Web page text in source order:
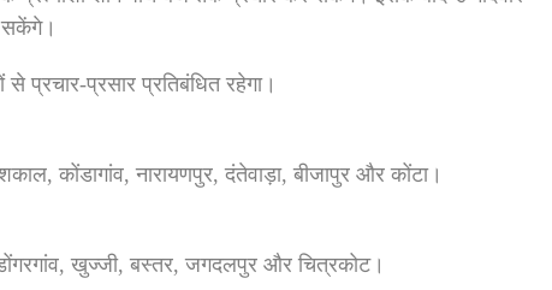
सकेंगे।
प्रचार-प्रसार प्रतिबंधित रहेगा।
कोंडागांव, नारायणपुर, दंतेवाड़ा, बीजापुर और कोंटा।
खुज्जी, बस्तर, जगदलपुर और चित्रकोट।